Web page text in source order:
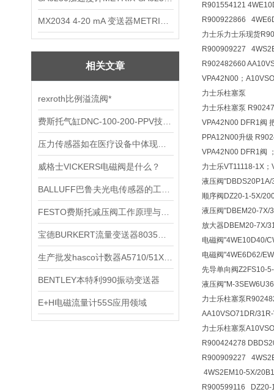
相关文章
rexroth比例溢流阀*
威格士VICKERS电磁阀是什么？
BENTLEY本特利990振动变送器
E+H电磁流量计55S应用领域
R901554121
R900922866
力士乐力士乐现货
R900909227
R902482660
VPA42N00；
力士乐柱塞泵
力士乐柱塞泵
VPA42N00 DFR1阀
PPA12N00升级
VPA42N00 DFR1阀
力士乐VT11118-1X；
液压阀
顺序阀 DZ20-1-5X/
液压阀"DBEM20-7X/
放大器DBEM20-7X/
电磁阀"4WE10D40/
电磁阀"4WE6D62/
先导单向阀Z2FS10-
液压阀"M-
力士乐柱塞泵
AA10VSO71DR/
力士乐柱塞泵
R900424278
R900909227
4WS2EM10-5X/
R900599116 DZ20-